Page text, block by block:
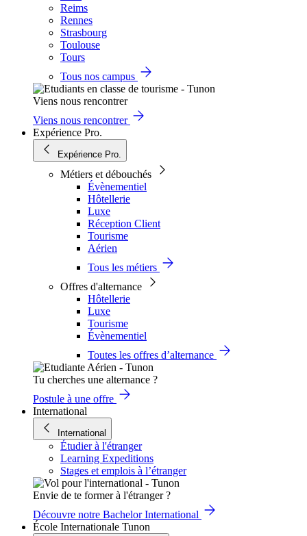
Reims
Rennes
Strasbourg
Toulouse
Tours
Tous nos campus
Viens nous rencontrer
Viens nous rencontrer
Expérience Pro.
Expérience Pro.
Métiers et débouchés
Évènementiel
Hôtellerie
Luxe
Réception Client
Tourisme
Aérien
Tous les métiers
Offres d'alternance
Hôtellerie
Luxe
Tourisme
Évènementiel
Toutes les offres d’alternance
Tu cherches une alternance ?
Postule à une offre
International
International
Étudier à l'étranger
Learning Expeditions
Stages et emplois à l’étranger
Envie de te former à l'étranger ?
Découvre notre Bachelor International
École Internationale Tunon